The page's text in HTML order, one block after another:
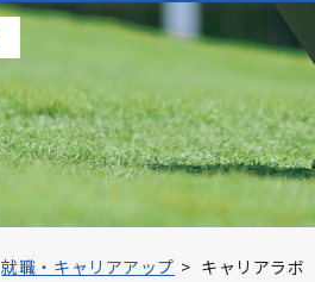
併願検定料割引
入試会場案内
過去の入試問題
キャンパスライフ
クラブ・サーク
大学院 造形学研
造形学
建
就職・キャリアアップ キャリアラボ